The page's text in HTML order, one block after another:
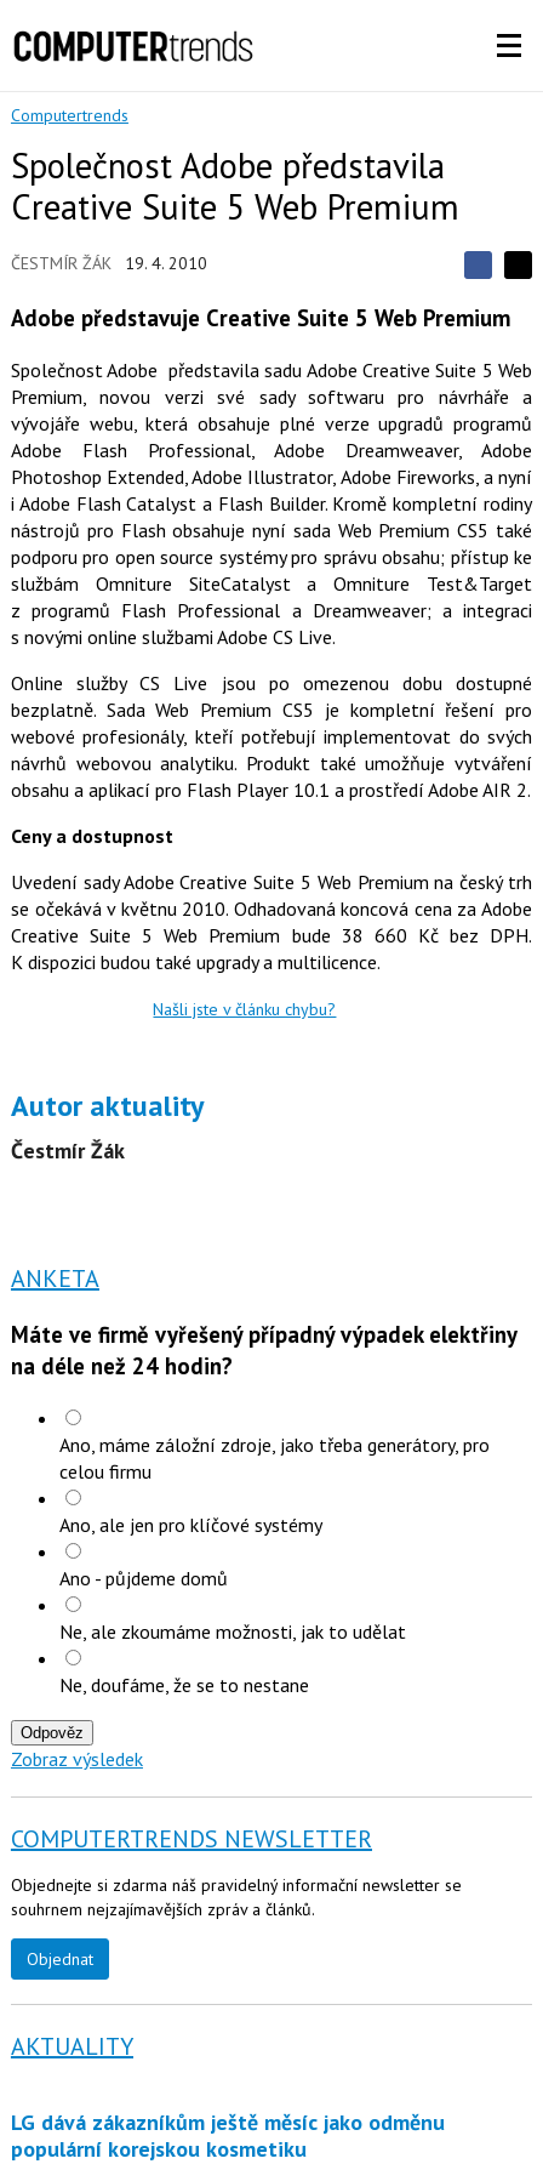
Computertrends
Společnost Adobe představila
Creative Suite 5 Web Premium
ČESTMÍR ŽÁK 19. 4. 2010
S
d
l
e
t
S
í
t
e
n
a
a
b
o
k
u
j
n
a
í
t
X
Adobe představuje Creative Suite 5 Web Premium
Společnost Adobe představila sadu Adobe Creative Suite 5 Web
Premium, novou verzi své sady softwaru pro návrháře a
vývojáře webu, která obsahuje plné verze upgradů programů
Adobe Flash Professional, Adobe Dreamweaver, Adobe
Photoshop Extended, Adobe Illustrator, Adobe Fireworks, a nyní
i Adobe Flash Catalyst a Flash Builder. Kromě kompletní rodiny
nástrojů pro Flash obsahuje nyní sada Web Premium CS5 také
podporu pro open source systémy pro správu obsahu; přístup ke
službám Omniture SiteCatalyst a Omniture Test&Target
z programů Flash Professional a Dreamweaver; a integraci
s novými online službami Adobe CS Live.
Online služby CS Live jsou po omezenou dobu dostupné
bezplatně. Sada Web Premium CS5 je kompletní řešení pro
webové profesionály, kteří potřebují implementovat do svých
návrhů webovou analytiku. Produkt také umožňuje vytváření
obsahu a aplikací pro Flash Player 10.1 a prostředí Adobe AIR 2.
Ceny a dostupnost
Uvedení sady Adobe Creative Suite 5 Web Premium na český trh
se očekává v květnu 2010. Odhadovaná koncová cena za Adobe
Creative Suite 5 Web Premium bude 38 660 Kč bez DPH.
K dispozici budou také upgrady a multilicence.
Našli jste v článku chybu?
Autor aktuality
Čestmír Žák
ANKETA
Máte ve firmě vyřešený případný výpadek elektřiny
na déle než 24 hodin?
Ano, máme záložní zdroje, jako třeba generátory, pro
celou firmu
Ano, ale jen pro klíčové systémy
Ano - půjdeme domů
Ne, ale zkoumáme možnosti, jak to udělat
Ne, doufáme, že se to nestane
Odpověz
Zobraz výsledek
COMPUTERTRENDS NEWSLETTER
Objednejte si zdarma náš pravidelný informační newsletter se
souhrnem nejzajímavějších zpráv a článků.
Objednat
AKTUALITY
LG dává zákazníkům ještě měsíc jako odměnu
populární korejskou kosmetiku